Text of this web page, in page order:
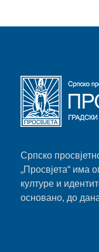
Српско
„Просвјета“ има
културе и
основано, до